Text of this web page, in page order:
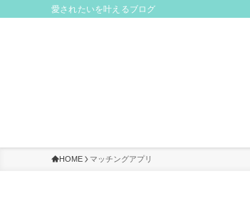
愛されたいを叶えるブログ
HOME マッチングアプリ